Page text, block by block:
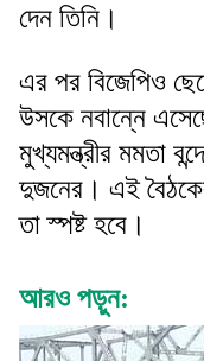
দেন তিনি।
এর পর বিজেপিও
উসকে নবান্নে
মুখ্যমন্ত্রীর মমতা
দুজনের। এই
তা স্পষ্ট হবে।
আরও পড়ুন: